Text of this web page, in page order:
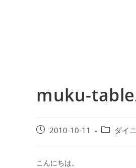
muku-
2010-10-11 ダイ
こんにちは。